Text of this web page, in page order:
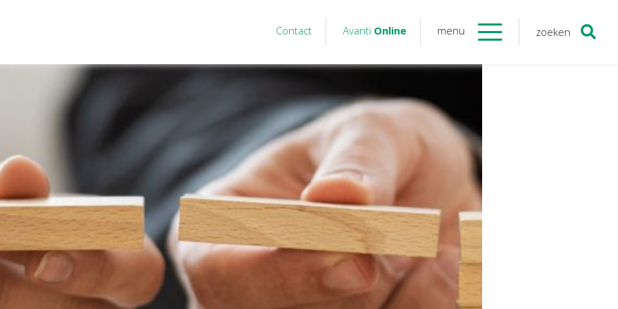
Contact Avanti Online menu zoeken
advies
Purmerend
Nieuws informatie
Handige links
Downloads
Contact
AvantiOnline
Twinfield – Boekhouden
BaseCone – Facturen
Visionplanner – Rapportage
Klantenportaal – Online dossiers
Online Salaris – Salarissen
Nextens-Accorderen aangiften